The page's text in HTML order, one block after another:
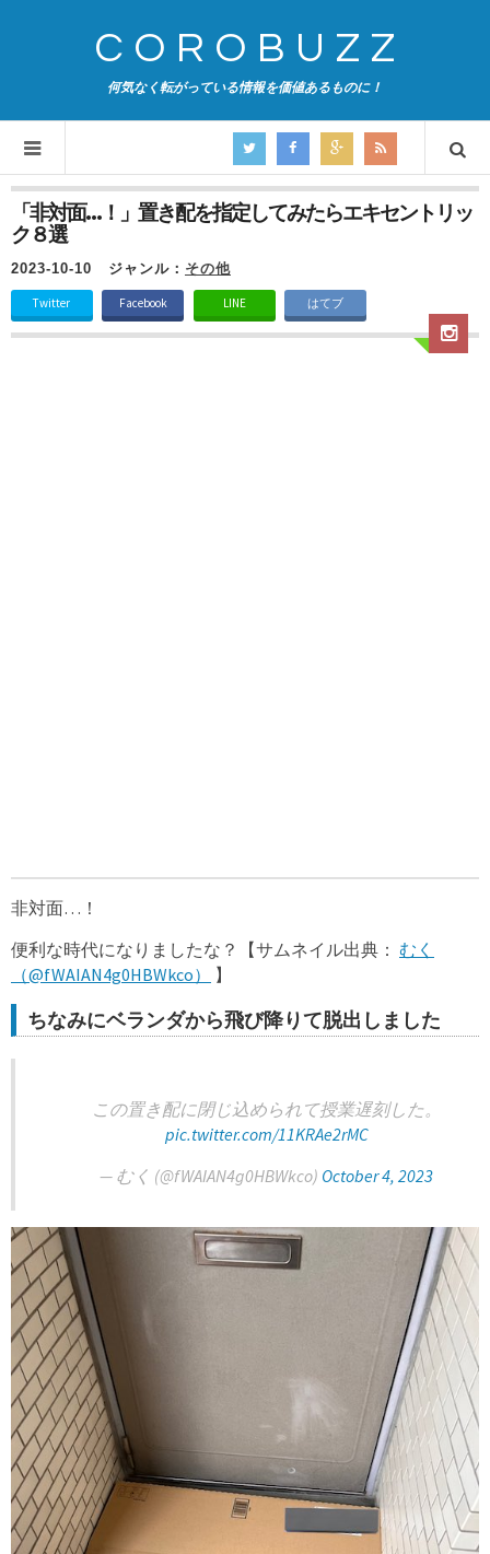
COROBUZZ
何気なく転がっている情報を価値あるものに！
「非対面…！」置き配を指定してみたらエキセントリッ
ク８選
2023-10-10 ジャンル： その他
Twitter Facebook LINE はてブ
非対面…！
便利な時代になりましたな？【サムネイル出典： むく
（@fWAIAN4g0HBWkco）
】
ちなみにベランダから飛び降りて脱出しました
この置き配に閉じ込められて授業遅刻した。
pic.twitter.com/11KRAe2rMC
— むく (@fWAIAN4g0HBWkco) October 4, 2023